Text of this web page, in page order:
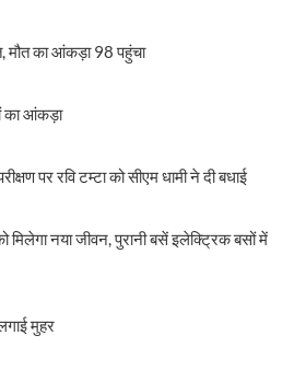
मौत का आंकड़ा 98 पहुंचा
का आंकड़ा
पर रवि टम्टा को सीएम धामी ने दी बधाई
मिलेगा नया जीवन, पुरानी बसें इलेक्ट्रिक बसों में
मुहर